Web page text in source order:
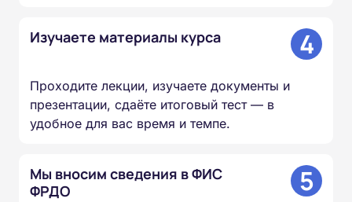
Изучаете материалы курса 4
Проходите лекции, изучаете документы и
презентации, сдаёте итоговый тест — в
удобное для вас время и темпе.
Мы вносим сведения в ФИС
ФРДО
5